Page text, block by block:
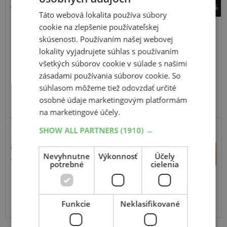
-28%
Kumho
Solus HA32
155 65 R14 75T
60,48 €
43,80 €
+
–
SKLADOM Expedujeme budúci prac. deň
Na predajni v Bratislave do 2 dní.
Centrálny sklad 20 ks.
Táto webová lokalita používa súbory
cookie na zlepšenie používateľskej
skúsenosti. Používaním našej webovej
lokality vyjadrujete súhlas s používaním
všetkých súborov cookie v súlade s našimi
zásadami používania súborov cookie. So
súhlasom môžeme tiež odovzdať určité
osobné údaje marketingovým platformám
na marketingové účely.
SHOW ALL PARTNERS(1910) →
Nevyhnutne
potrebné
Výkonnosť
Účely
cielenia
Funkcie Neklasifikované